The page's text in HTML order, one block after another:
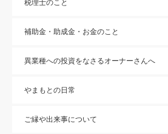
税理士のこと
補助金・助成金・お金のこと
異業種への投資をなさるオーナーさんへ
やまもとの日常
ご縁や出来事について